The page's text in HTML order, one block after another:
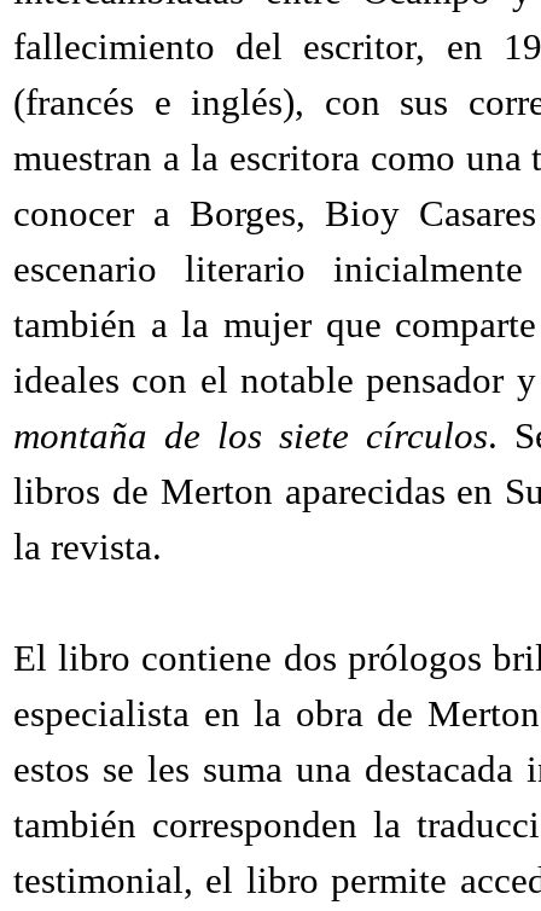
fallecimiento del escritor, en
(francés e inglés), con sus
muestran a la escritora como una
conocer a Borges, Bioy
escenario literario
también a la mujer que
ideales con el notable
montaña de los siete círculos.
libros de Merton aparecidas en
la revista.
El libro contiene dos prólogos
especialista en la obra de
estos se les suma una
también corresponden la
testimonial, el libro permite